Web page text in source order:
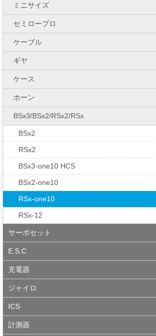
ミニサイズ
セミロープロ
ケーブル
ギヤ
ケース
ホーン
BSx3/BSx2/RSx2/RSx
BSx2
RSx2
BSx3-one10 HCS
BSx2-one10
RSx-one10
RSx-12
サーボセット
E.S.C
充電器
ジャイロ
ICS
計測器